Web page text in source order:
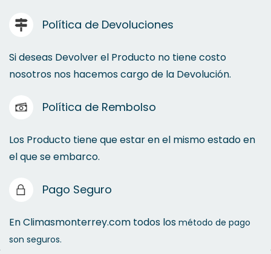
Política de Devoluciones
Si deseas Devolver el Producto no tiene costo
nosotros nos hacemos cargo de la Devolución.
Política de Rembolso
Los Producto tiene que estar en el mismo estado en
el que se embarco.
Pago Seguro
En Climasmonterrey.com todos los método de pago
son seguros.